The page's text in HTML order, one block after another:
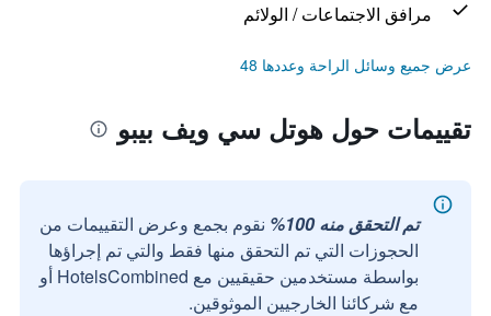
مرافق الاجتماعات / الولائم
عرض جميع وسائل الراحة وعددها 48
تقييمات حول هوتل سي ويف بيبو
تم التحقق منه 100%
نقوم بجمع وعرض التقييمات من
الحجوزات التي تم التحقق منها فقط والتي تم إجراؤها
بواسطة مستخدمين حقيقيين مع HotelsCombined أو
مع شركائنا الخارجيين الموثوقين.